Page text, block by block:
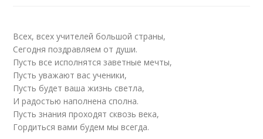
Всех, всех учителей большой страны,
Сегодня поздравляем от души.
Пусть все исполнятся заветные мечты,
Пусть уважают вас ученики,
Пусть будет ваша жизнь светла,
И радостью наполнена сполна.
Пусть знания проходят сквозь века,
Гордиться вами будем мы всегда.